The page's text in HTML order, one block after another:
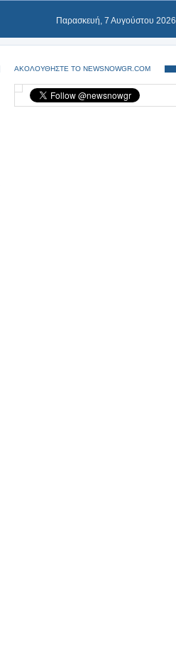
Παρασκευή, 7 Αυγούστου 2026
ΑΚΟΛΟΥΘΗΣΤΕ ΤΟ NEWSNOWGR.COM